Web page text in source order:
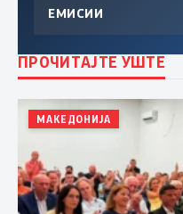
ЕМИСИИ
ПРОЧИТАЈТЕ УШТЕ
МАКЕДОНИЈА